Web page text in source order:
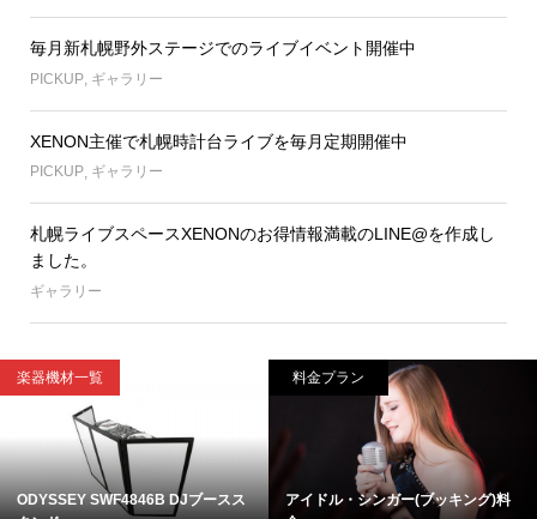
毎月新札幌野外ステージでのライブイベント開催中
PICKUP, ギャラリー
XENON主催で札幌時計台ライブを毎月定期開催中
PICKUP, ギャラリー
札幌ライブスペースXENONのお得情報満載のLINE@を作成し
ました。
ギャラリー
楽器機材一覧
ODYSSEY SWF4846B DJブースス
料金プラン
アイドル・シンガー(ブッキング)料